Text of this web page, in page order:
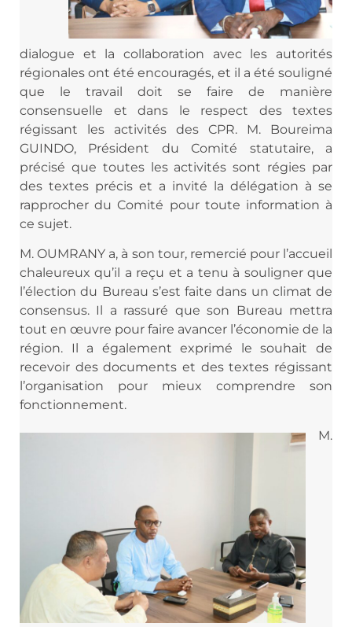
dialogue et la collaboration avec les autorités
régionales ont été encouragés, et il a été souligné
que le travail doit se faire de manière
consensuelle et dans le respect des textes
régissant les activités des CPR. M. Boureima
GUINDO, Président du Comité statutaire, a
précisé que toutes les activités sont régies par
des textes précis et a invité la délégation à se
rapprocher du Comité pour toute information à
ce sujet.
M. OUMRANY a, à son tour, remercié pour l’accueil
chaleureux qu’il a reçu et a tenu à souligner que
l’élection du Bureau s’est faite dans un climat de
consensus. Il a rassuré que son Bureau mettra
tout en œuvre pour faire avancer l’économie de la
région. Il a également exprimé le souhait de
recevoir des documents et des textes régissant
l’organisation pour mieux comprendre son
fonctionnement.
M.